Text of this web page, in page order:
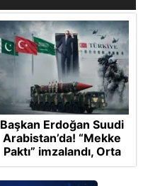
Başkan Erdoğan Suudi
Arabistan’da! “Mekke
Paktı” imzalandı, Orta
Doğu’nun kaderi
şekilleniyor